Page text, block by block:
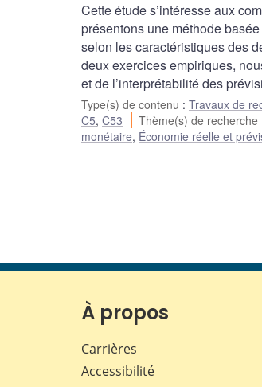
Cette étude s’intéresse aux
présentons une méthode
selon les caractéristiques des
deux exercices empiriques,
et de l’interprétabilité des
Type(s) de contenu : Travaux de
C5, C53 Thème(s) de recherche
monétaire, Économie réelle et
À propos
Carrières
Accessibilité